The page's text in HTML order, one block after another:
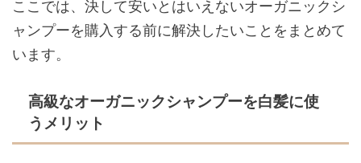
ここでは、決して安いとはいえないオーガニックシ
ャンプーを購入する前に解決したいことをまとめて
います。
高級なオーガニックシャンプーを白髪に使
うメリット